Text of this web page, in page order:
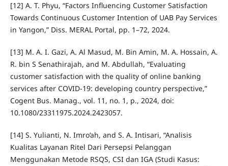
[12] A. T. Phyu, “Factors Influencing Customer Satisfaction
Towards Continuous Customer Intention of UAB Pay Services
in Yangon,” Diss. MERAL Portal, pp. 1–72, 2024.
[13] M. A. I. Gazi, A. Al Masud, M. Bin Amin, M. A. Hossain, A.
R. bin S Senathirajah, and M. Abdullah, “Evaluating
customer satisfaction with the quality of online banking
services after COVID-19: developing country perspective,”
Cogent Bus. Manag., vol. 11, no. 1, p., 2024, doi:
10.1080/23311975.2024.2423057.
[14] S. Yulianti, N. Imro’ah, and S. A. Intisari, “Analisis
Kualitas Layanan Ritel Dari Persepsi Pelanggan
Menggunakan Metode RSQS, CSI dan IGA (Studi Kasus: